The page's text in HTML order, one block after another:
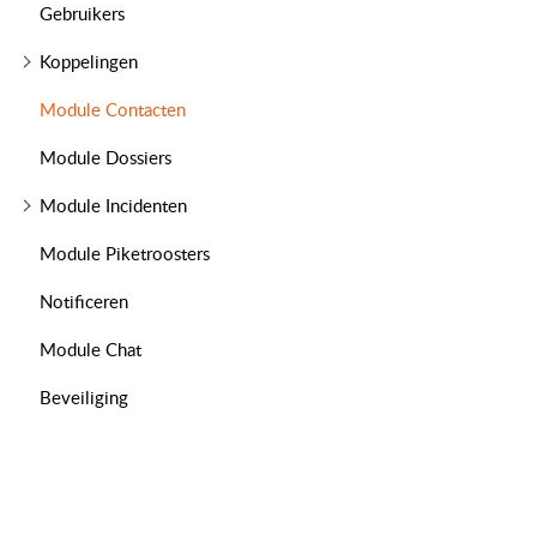
Gebruikers
Koppelingen
Module Contacten
Module Dossiers
Module Incidenten
Module Piketroosters
Notificeren
Module Chat
Beveiliging